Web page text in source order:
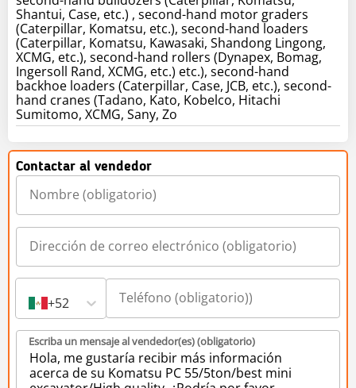
Shantui, Case, etc.) , second-hand motor graders
(Caterpillar, Komatsu, etc.), second-hand loaders
(Caterpillar, Komatsu, Kawasaki, Shandong Lingong,
XCMG, etc.), second-hand rollers (Dynapex, Bomag,
Ingersoll Rand, XCMG, etc.) etc.), second-hand
backhoe loaders (Caterpillar, Case, JCB, etc.), second-
hand cranes (Tadano, Kato, Kobelco, Hitachi
Sumitomo, XCMG, Sany, Zo
Contactar al vendedor
+52
Escriba un mensaje al vendedor(es) (obligatorio)